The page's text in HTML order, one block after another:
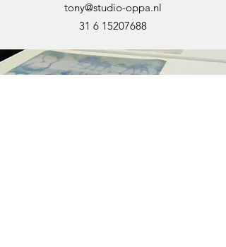
tony@studio-oppa.nl
31 6 15207688